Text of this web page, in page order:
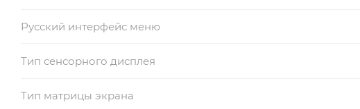
Русский интерфейс меню
Тип сенсорного дисплея
Тип матрицы экрана